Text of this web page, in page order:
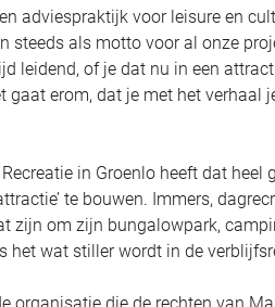
adviespraktijk voor leisure en
steeds als motto voor al onze
leidend, of je dat nu in een
erom, dat je met het verhaal
in Groenlo heeft dat heel
te bouwen. Immers,
zijn om zijn bungalowpark,
het wat stiller wordt in de